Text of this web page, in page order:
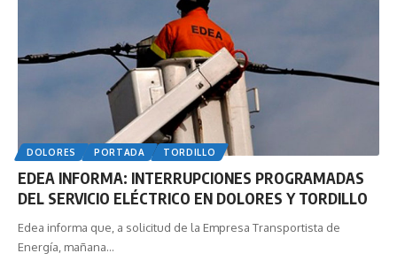
DOLORES PORTADA TORDILLO
EDEA INFORMA: INTERRUPCIONES PROGRAMADAS
DEL SERVICIO ELÉCTRICO EN DOLORES Y TORDILLO
Edea informa que, a solicitud de la Empresa Transportista de
Energía, mañana…